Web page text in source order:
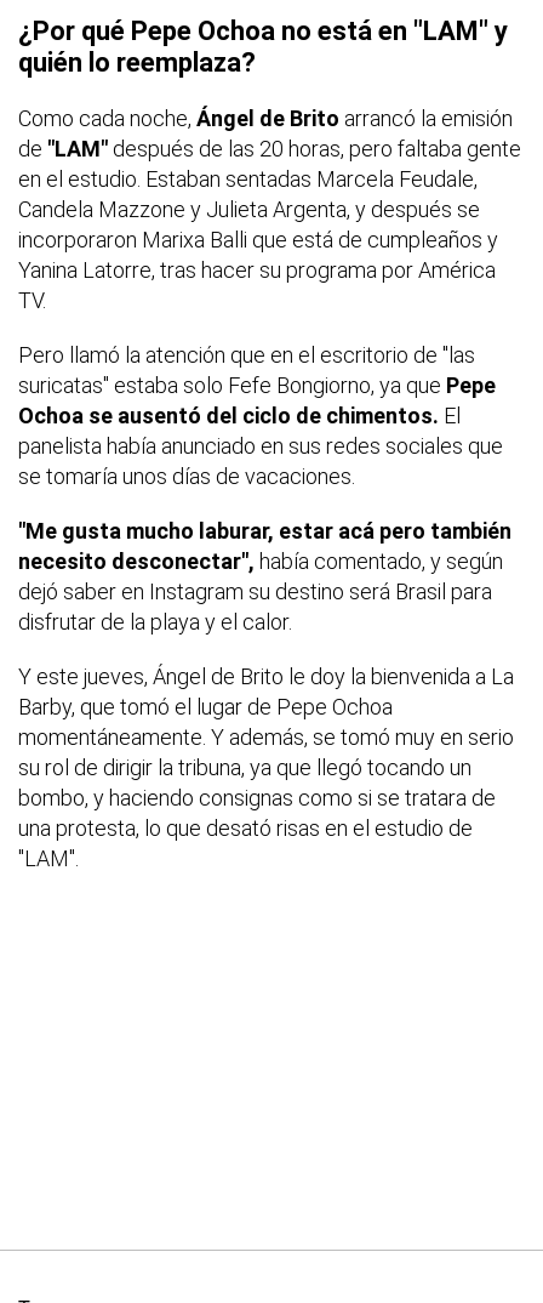
¿Por qué Pepe Ochoa no está en "LAM" y
quién lo reemplaza?
Como cada noche, Ángel de Brito arrancó la emisión
de "LAM" después de las 20 horas, pero faltaba gente
en el estudio. Estaban sentadas Marcela Feudale,
Candela Mazzone y Julieta Argenta, y después se
incorporaron Marixa Balli que está de cumpleaños y
Yanina Latorre, tras hacer su programa por América
TV.
Pero llamó la atención que en el escritorio de "las
suricatas" estaba solo Fefe Bongiorno, ya que Pepe
Ochoa se ausentó del ciclo de chimentos. El
panelista había anunciado en sus redes sociales que
se tomaría unos días de vacaciones.
"Me gusta mucho laburar, estar acá pero también
necesito desconectar", había comentado, y según
dejó saber en Instagram su destino será Brasil para
disfrutar de la playa y el calor.
Y este jueves, Ángel de Brito le doy la bienvenida a La
Barby, que tomó el lugar de Pepe Ochoa
momentáneamente. Y además, se tomó muy en serio
su rol de dirigir la tribuna, ya que llegó tocando un
bombo, y haciendo consignas como si se tratara de
una protesta, lo que desató risas en el estudio de
"LAM".